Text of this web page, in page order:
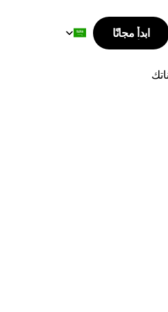
ابدأ مجانًا